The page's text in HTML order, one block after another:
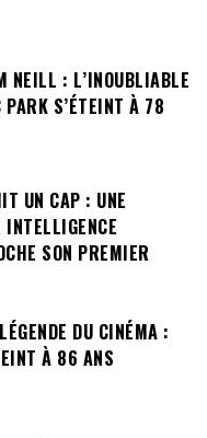
NEILL : L’INOUBLIABLE
S’ÉTEINT À 78
UN CAP : UNE
SON PREMIER
DU CINÉMA :
À 86 ANS